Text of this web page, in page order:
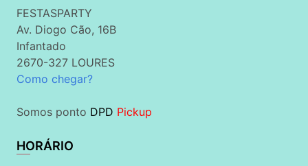
FESTASPARTY
Av. Diogo Cão, 16B
Infantado
2670-327 LOURES
Como chegar?
Somos ponto DPD Pickup
HORÁRIO